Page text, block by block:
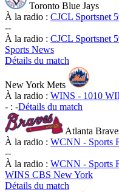
Toronto Blue Jays
À la radio : CJCL Sportsnet
--
À la radio : CJCL Sportsnet
Sports News
Détails du match
New York Mets
À la radio : WINS - 1010
- : -Détails du match
Atlanta
À la radio : WCNN - Sports
--
À la radio : WCNN - Sports
WINS CBS New York
Détails du match